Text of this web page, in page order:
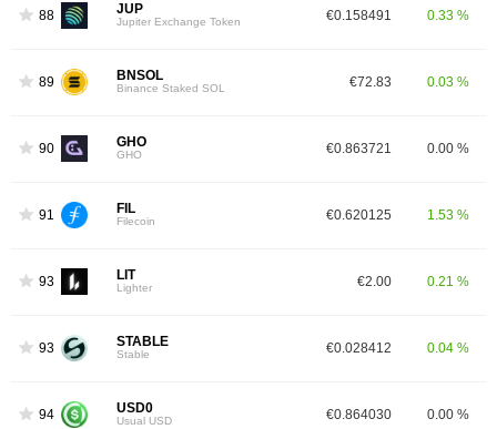
88 JUP
Jupiter Exchange Token €0.158491 0.33 %
89 BNSOL
Binance Staked SOL €72.83 0.03 %
90 GHO
GHO €0.863721 0.00 %
91 FIL
Filecoin €0.620125 1.53 %
93 LIT
Lighter €2.00 0.21 %
93 STABLE
Stable €0.028412 0.04 %
94 USD0
Usual USD €0.864030 0.00 %